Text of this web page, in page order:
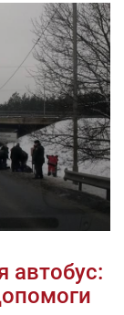
автобус: